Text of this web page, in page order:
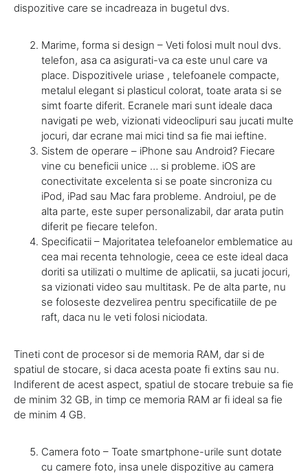
dispozitive care se incadreaza in bugetul dvs.
Marime, forma si design – Veti folosi mult noul dvs.
telefon, asa ca asigurati-va ca este unul care va
place. Dispozitivele uriase , telefoanele compacte,
metalul elegant si plasticul colorat, toate arata si se
simt foarte diferit. Ecranele mari sunt ideale daca
navigati pe web, vizionati videoclipuri sau jucati multe
jocuri, dar ecrane mai mici tind sa fie mai ieftine.
Sistem de operare – iPhone sau Android? Fiecare
vine cu beneficii unice … si probleme. iOS are
conectivitate excelenta si se poate sincroniza cu
iPod, iPad sau Mac fara probleme. Androiul, pe de
alta parte, este super personalizabil, dar arata putin
diferit pe fiecare telefon.
Specificatii – Majoritatea telefoanelor emblematice au
cea mai recenta tehnologie, ceea ce este ideal daca
doriti sa utilizati o multime de aplicatii, sa jucati jocuri,
sa vizionati video sau multitask. Pe de alta parte, nu
se foloseste dezvelirea pentru specificatiile de pe
raft, daca nu le veti folosi niciodata.
Tineti cont de procesor si de memoria RAM, dar si de
spatiul de stocare, si daca acesta poate fi extins sau nu.
Indiferent de acest aspect, spatiul de stocare trebuie sa fie
de minim 32 GB, in timp ce memoria RAM ar fi ideal sa fie
de minim 4 GB.
Camera foto – Toate smartphone-urile sunt dotate
cu camere foto, insa unele dispozitive au camera